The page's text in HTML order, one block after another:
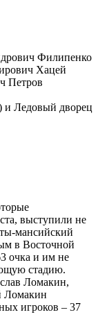
Филипенко
Хацей
Петров
и Ледовый дворец
выступили не
мансийский
в Восточной
очка и им не
стадию.
Ломакин,
Ломакин
игроков – 37